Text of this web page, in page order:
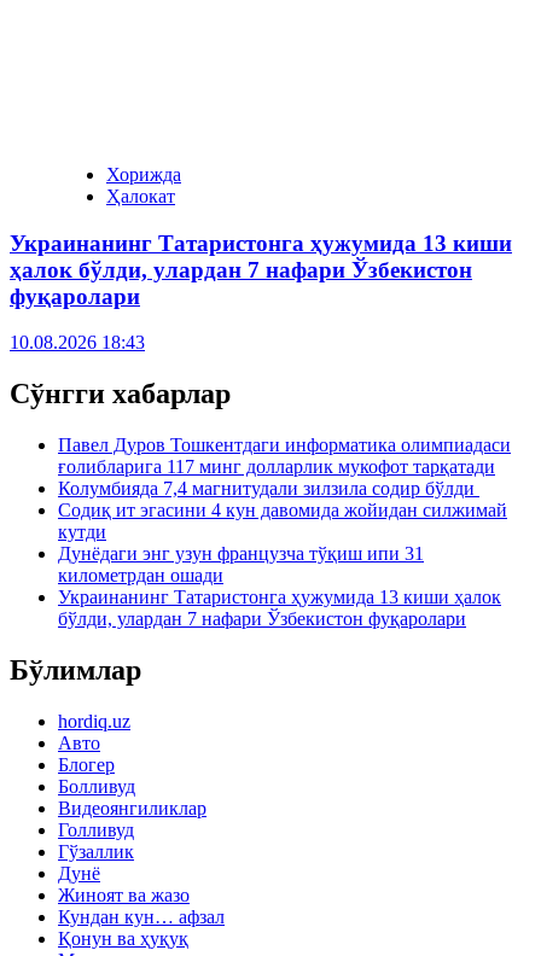
Хорижда
Ҳалокат
Украинанинг Татаристонга ҳужумида 13 киши
ҳалок бўлди, улардан 7 нафари Ўзбекистон
фуқаролари
10.08.2026 18:43
Сўнгги хабарлар
Павел Дуров Тошкентдаги информатика олимпиадаси
ғолибларига 117 минг долларлик мукофот тарқатади
Колумбияда 7,4 магнитудали зилзила содир бўлди
Содиқ ит эгасини 4 кун давомида жойидан силжимай
кутди
Дунёдаги энг узун французча тўқиш ипи 31
километрдан ошади
Украинанинг Татаристонга ҳужумида 13 киши ҳалок
бўлди, улардан 7 нафари Ўзбекистон фуқаролари
Бўлимлар
hordiq.uz
Авто
Блогер
Болливуд
Видеоянгиликлар
Голливуд
Гўзаллик
Дунё
Жиноят ва жазо
Кундан кун… афзал
Қонун ва ҳуқуқ